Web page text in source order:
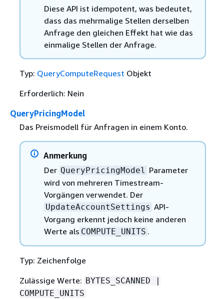
Diese API ist idempotent, was bedeutet,
dass das mehrmalige Stellen derselben
Anfrage den gleichen Effekt hat wie das
einmalige Stellen der Anfrage.
Typ: QueryComputeRequest Objekt
Erforderlich: Nein
QueryPricingModel
Das Preismodell für Anfragen in einem Konto.
Anmerkung
Der QueryPricingModel Parameter
wird von mehreren Timestream-
Vorgängen verwendet. Der
UpdateAccountSettings API-
Vorgang erkennt jedoch keine anderen
Werte als COMPUTE_UNITS .
Typ: Zeichenfolge
Zulässige Werte: BYTES_SCANNED |
COMPUTE_UNITS